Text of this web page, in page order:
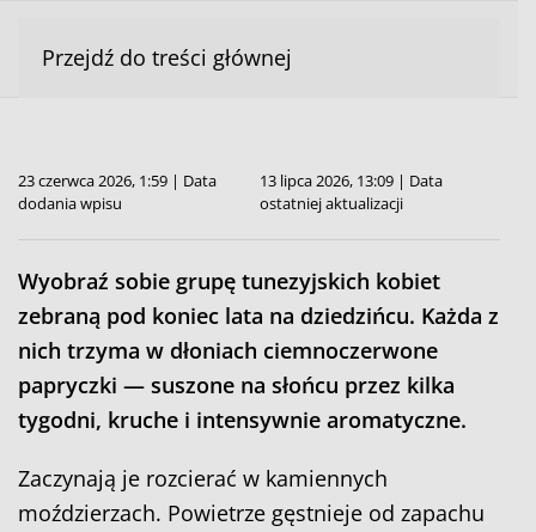
Przejdź do treści głównej
23 czerwca 2026, 1:59 | Data
dodania wpisu
13 lipca 2026, 13:09 | Data
ostatniej aktualizacji
Wyobraź sobie grupę tunezyjskich kobiet
zebraną pod koniec lata na dziedzińcu. Każda z
nich trzyma w dłoniach ciemnoczerwone
papryczki — suszone na słońcu przez kilka
tygodni, kruche i intensywnie aromatyczne.
Zaczynają je rozcierać w kamiennych
moździerzach. Powietrze gęstnieje od zapachu